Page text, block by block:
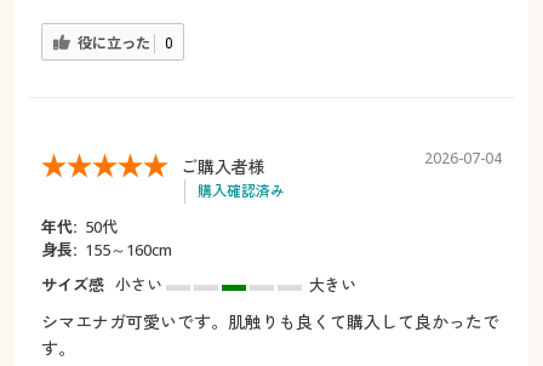
役に立った 0
ご購入者様
購入確認済み
2026-07-04
年代: 50代
身長: 155～160cm
サイズ感 小さい 大きい
シマエナガ可愛いです。肌触りも良くて購入して良かったで
す。